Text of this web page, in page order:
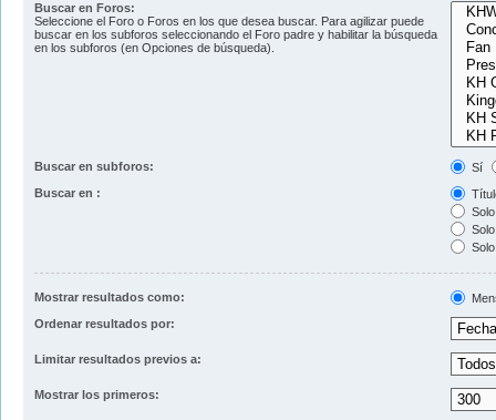
Buscar en Foros:
Seleccione el Foro o Foros en los que desea buscar. Para agilizar puede
buscar en los subforos seleccionando el Foro padre y habilitar la búsqueda
en los subforos (en Opciones de búsqueda).
Buscar en subforos:
Sí
Buscar en :
Mostrar resultados como:
Ordenar resultados por:
Limitar resultados previos a:
Mostrar los primeros: